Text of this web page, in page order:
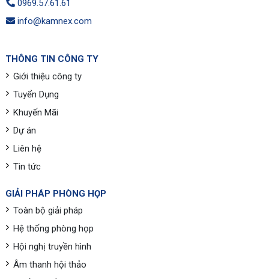
0969.57.61.61
info@kamnex.com
THÔNG TIN CÔNG TY
Giới thiệu công ty
Tuyển Dụng
Khuyến Mãi
Dự án
Liên hệ
Tin tức
GIẢI PHÁP PHÒNG HỌP
Toàn bộ giải pháp
Hệ thống phòng họp
Hội nghị truyền hình
Âm thanh hội thảo